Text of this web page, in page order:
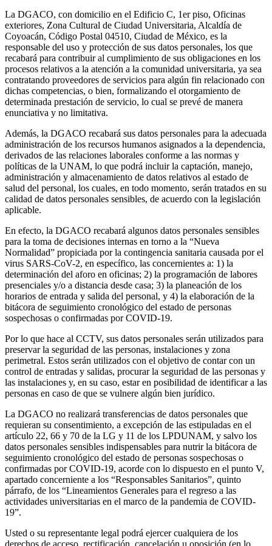
La DGACO, con domicilio en el Edificio C, 1er piso, Oficinas
exteriores, Zona Cultural de Ciudad Universitaria, Alcaldía de
Coyoacán, Código Postal 04510, Ciudad de México, es la
responsable del uso y protección de sus datos personales, los que
recabará para contribuir al cumplimiento de sus obligaciones en los
procesos relativos a la atención a la comunidad universitaria, ya sea
contratando proveedores de servicios para algún fin relacionado con
dichas competencias, o bien, formalizando el otorgamiento de
determinada prestación de servicio, lo cual se prevé de manera
enunciativa y no limitativa.
Además, la DGACO recabará sus datos personales para la adecuada
administración de los recursos humanos asignados a la dependencia,
derivados de las relaciones laborales conforme a las normas y
políticas de la UNAM, lo que podrá incluir la captación, manejo,
administración y almacenamiento de datos relativos al estado de
salud del personal, los cuales, en todo momento, serán tratados en su
calidad de datos personales sensibles, de acuerdo con la legislación
aplicable.
En efecto, la DGACO recabará algunos datos personales sensibles
para la toma de decisiones internas en torno a la “Nueva
Normalidad” propiciada por la contingencia sanitaria causada por el
virus SARS-CoV-2, en específico, las concernientes a: 1) la
determinación del aforo en oficinas; 2) la programación de labores
presenciales y/o a distancia desde casa; 3) la planeación de los
horarios de entrada y salida del personal, y 4) la elaboración de la
bitácora de seguimiento cronológico del estado de personas
sospechosas o confirmadas por COVID-19.
Por lo que hace al CCTV, sus datos personales serán utilizados para
preservar la seguridad de las personas, instalaciones y zona
perimetral. Estos serán utilizados con el objetivo de contar con un
control de entradas y salidas, procurar la seguridad de las personas y
las instalaciones y, en su caso, estar en posibilidad de identificar a las
personas en caso de que se vulnere algún bien jurídico.
La DGACO no realizará transferencias de datos personales que
requieran su consentimiento, a excepción de las estipuladas en el
artículo 22, 66 y 70 de la LG y 11 de los LPDUNAM, y salvo los
datos personales sensibles indispensables para nutrir la bitácora de
seguimiento cronológico del estado de personas sospechosas o
confirmadas por COVID-19, acorde con lo dispuesto en el punto V,
apartado concerniente a los “Responsables Sanitarios”, quinto
párrafo, de los “Lineamientos Generales para el regreso a las
actividades universitarias en el marco de la pandemia de COVID-
19”.
Usted o su representante legal podrá ejercer cualquiera de los